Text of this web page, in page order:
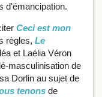
d'émancipation.
Ceci est mon
règles, Le
et Laélia Véron
masculinisation de
Dorlin au sujet de
tenons de